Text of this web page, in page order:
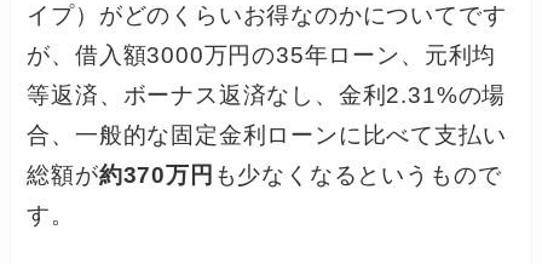
イプ）がどのくらいお得なのかについてです
が、借入額3000万円の35年ローン、元利均
等返済、ボーナス返済なし、金利2.31%の場
合、一般的な固定金利ローンに比べて支払い
総額が約370万円 も少なくなるというもので
す。